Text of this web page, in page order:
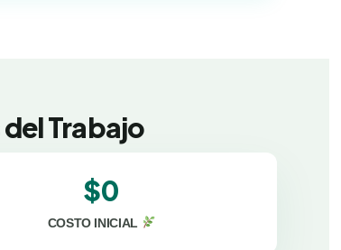
Trabajo
$0
COSTO INICIAL